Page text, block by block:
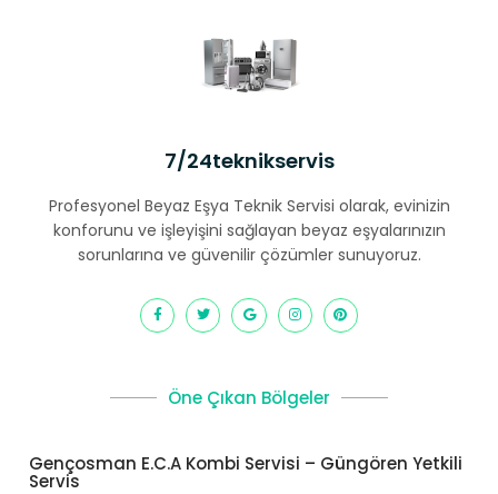
7/24teknikservis
Profesyonel Beyaz Eşya Teknik Servisi olarak, evinizin
konforunu ve işleyişini sağlayan beyaz eşyalarınızın
sorunlarına ve güvenilir çözümler sunuyoruz.
Öne Çıkan Bölgeler
Gençosman E.C.A Kombi Servisi – Güngören Yetkili
Servis